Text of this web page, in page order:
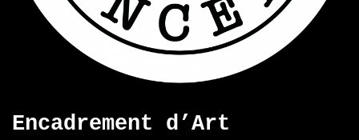
Encadrement d’Art